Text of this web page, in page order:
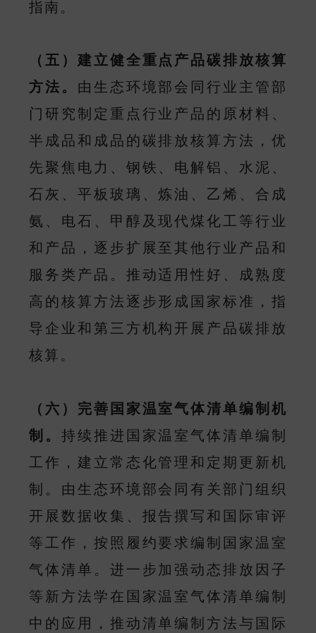
指南。
（五）建立健全重点产品碳排放核算
方法。 由生态环境部会同行业主管部
门研究制定重点行业产品的原材料、
半成品和成品的碳排放核算方法，优
先聚焦电力、钢铁、电解铝、水泥、
石灰、平板玻璃、炼油、乙烯、合成
氨、电石、甲醇及现代煤化工等行业
和产品，逐步扩展至其他行业产品和
服务类产品。推动适用性好、成熟度
高的核算方法逐步形成国家标准，指
导企业和第三方机构开展产品碳排放
核算。
（六）完善国家温室气体清单编制机
制。 持续推进国家温室气体清单编制
工作，建立常态化管理和定期更新机
制。由生态环境部会同有关部门组织
开展数据收集、报告撰写和国际审评
等工作，按照履约要求编制国家温室
气体清单。进一步加强动态排放因子
等新方法学在国家温室气体清单编制
中的应用，推动清单编制方法与国际